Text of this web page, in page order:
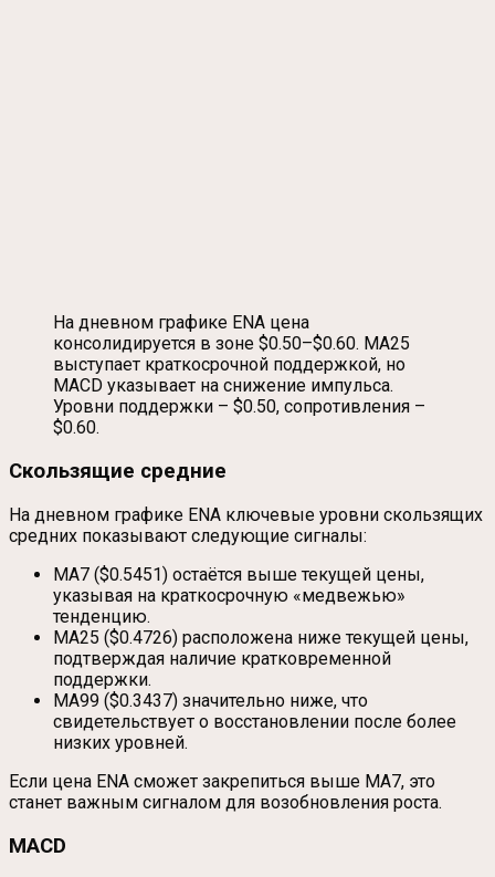
На дневном графике ENA цена
консолидируется в зоне $0.50–$0.60. MA25
выступает краткосрочной поддержкой, но
MACD указывает на снижение импульса.
Уровни поддержки – $0.50, сопротивления –
$0.60.
Скользящие средние
На дневном графике ENA ключевые уровни скользящих
средних показывают следующие сигналы:
MA7 ($0.5451) остаётся выше текущей цены,
указывая на краткосрочную «медвежью»
тенденцию.
MA25 ($0.4726) расположена ниже текущей цены,
подтверждая наличие кратковременной
поддержки.
MA99 ($0.3437) значительно ниже, что
свидетельствует о восстановлении после более
низких уровней.
Если цена ENA сможет закрепиться выше MA7, это
станет важным сигналом для возобновления роста.
MACD